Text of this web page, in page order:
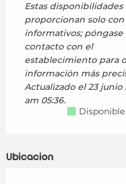
Estas disponibilidades
proporcionan solo
informativos; póngase
contacto con el
establecimiento para
información más
Actualizado el23 junio
am 05:36.
Disponible
Ubicación